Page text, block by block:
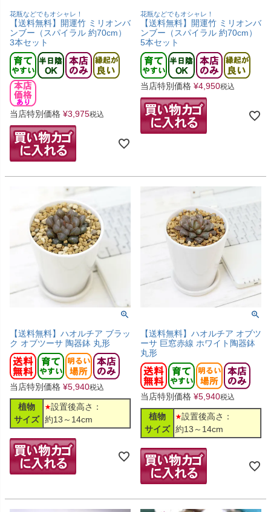
花瓶などでもオシャレ！
【送料無料】開運竹 ミリオンバ
ンブー（スパイラル 約70cm）
3本セット
当店特別価格 ¥3,975税込
花瓶などでもオシャレ！
【送料無料】開運竹 ミリオンバ
ンブー（スパイラル 約70cm）
5本セット
当店特別価格 ¥4,950税込
【送料無料】ハオルチア ブラッ
ク オブツーサ 陶器鉢 丸形
当店特別価格 ¥5,940税込
植物
サイズ
設置後高さ：
約13～14cm
【送料無料】ハオルチア オブツ
ーサ 巨窓赤線 ホワイト陶器鉢
丸形
当店特別価格 ¥5,940税込
植物
サイズ
設置後高さ：
約13～14cm